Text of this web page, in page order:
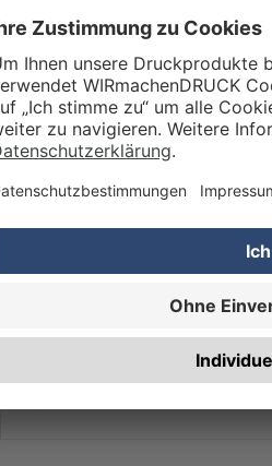
ZUSATZOPTIONEN
Qualitätskontrolle (von
Rechnung zusätzlich per